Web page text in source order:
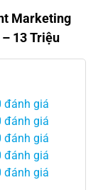
Marketing
13 Triệu
đánh giá
đánh giá
đánh giá
đánh giá
đánh giá